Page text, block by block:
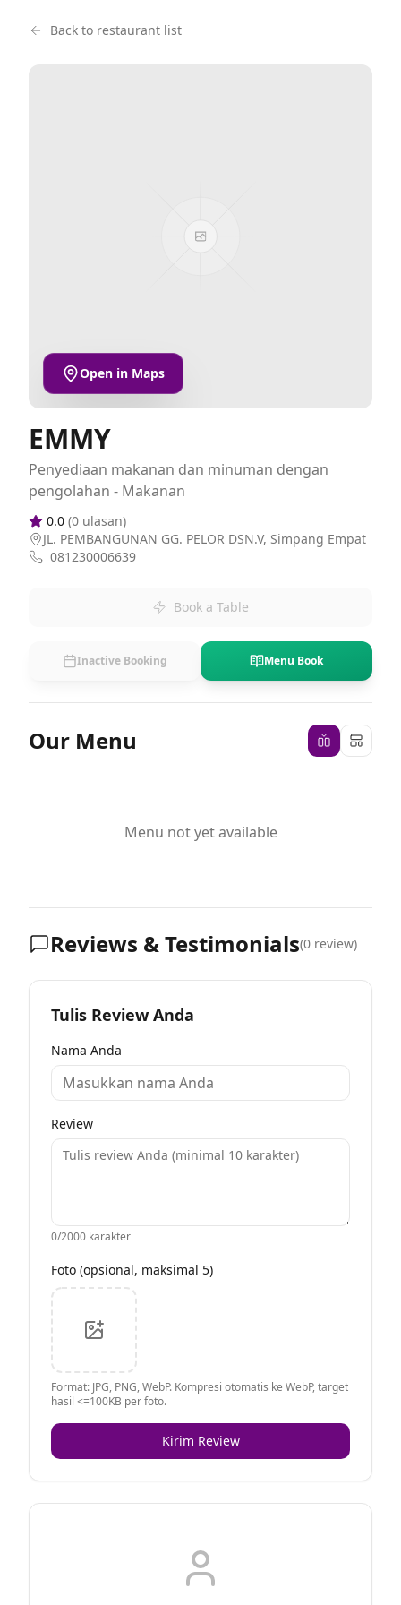
Back to restaurant list
Open in Maps
EMMY
Penyediaan makanan dan minuman dengan
pengolahan - Makanan
0.0 (0 ulasan)
JL. PEMBANGUNAN GG. PELOR DSN.V, Simpang Empat
081230006639
Book a Table
Inactive Booking Menu Book
Our Menu
Menu not yet available
Reviews & Testimonials(0 review)
Tulis Review Anda
Nama Anda
Review
0/2000 karakter
Foto (opsional, maksimal 5)
Format: JPG, PNG, WebP. Kompresi otomatis ke WebP, target
hasil <=100KB per foto.
Kirim Review